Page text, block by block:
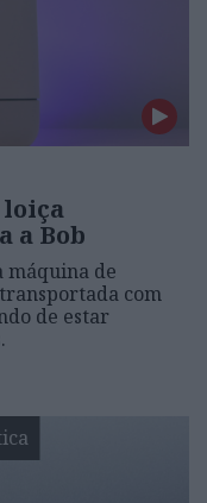
a Bob
máquina de
com
de estar